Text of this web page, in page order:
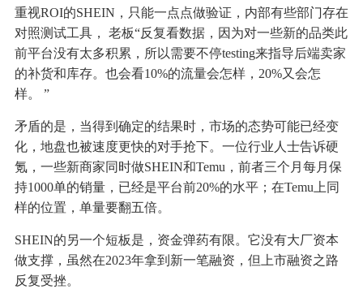
重视ROI的SHEIN，只能一点点做验证，内部有些部门存在
对照测试工具， 老板“反复看数据，因为对一些新的品类此
前平台没有太多积累，所以需要不停testing来指导后端卖家
的补货和库存。也会看10%的流量会怎样，20%又会怎
样。 ”
矛盾的是，当得到确定的结果时，市场的态势可能已经变
化，地盘也被速度更快的对手抢下。一位行业人士告诉硬
氪，一些新商家同时做SHEIN和Temu，前者三个月每月保
持1000单的销量，已经是平台前20%的水平；在Temu上同
样的位置，单量要翻五倍。
SHEIN的另一个短板是，资金弹药有限。它没有大厂资本
做支撑，虽然在2023年拿到新一笔融资，但上市融资之路
反复受挫。